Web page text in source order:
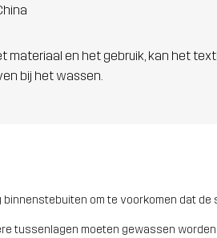
materiaal en het gebruik, kan het
bij het wassen.
binnenstebuiten om te voorkomen dat de
tussenlagen moeten gewassen